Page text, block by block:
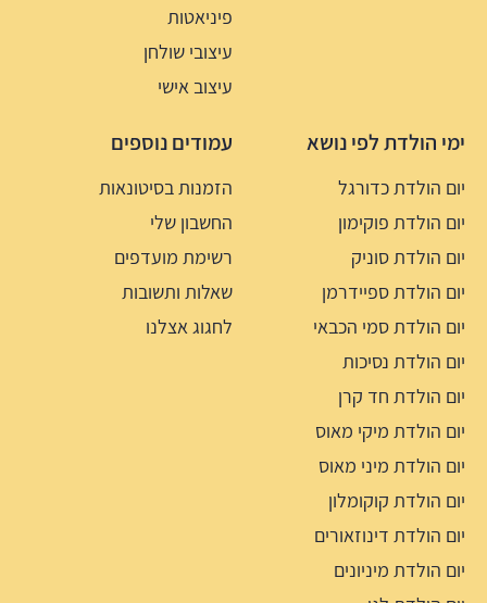
פיניאטות
עיצובי שולחן
עיצוב אישי
ימי הולדת לפי נושא
יום הולדת כדורגל
יום הולדת פוקימון
יום הולדת סוניק
יום הולדת ספיידרמן
יום הולדת סמי הכבאי
יום הולדת נסיכות
יום הולדת חד קרן
יום הולדת מיקי מאוס
יום הולדת מיני מאוס
יום הולדת קוקומלון
יום הולדת דינוזאורים
יום הולדת מיניונים
עמודים נוספים
הזמנות בסיטונאות
החשבון שלי
רשימת מועדפים
שאלות ותשובות
לחגוג אצלנו